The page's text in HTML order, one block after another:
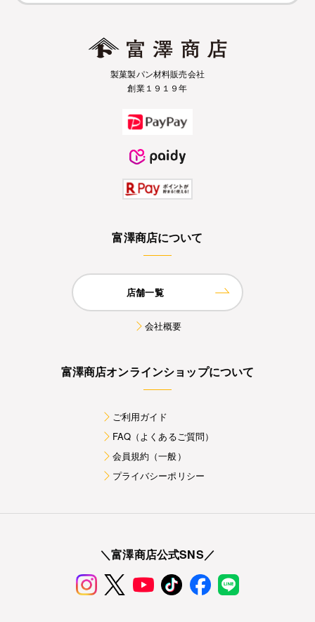
製菓製パン材料販売会社
創業１９１９年
富澤商店について
店舗一覧
会社概要
富澤商店オンラインショップについて
ご利用ガイド
FAQ（よくあるご質問）
会員規約（一般）
プライバシーポリシー
＼富澤商店公式SNS／